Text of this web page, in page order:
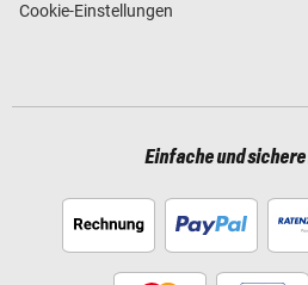
Cookie-Einstellungen
Einfache und